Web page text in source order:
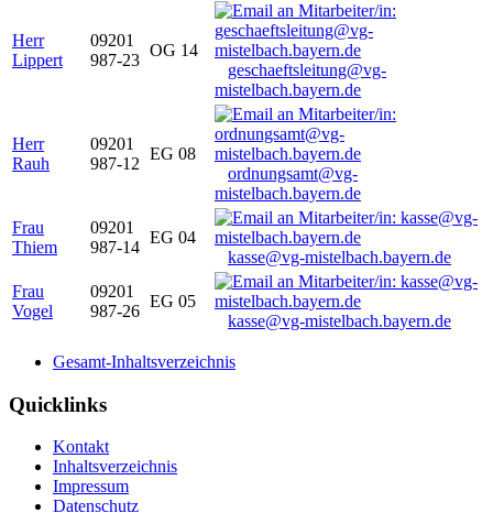
Herr
Lippert
09201
987-23
OG 14
geschaeftsleitung@vg-
mistelbach.bayern.de
Herr
Rauh
09201
987-12
EG 08
ordnungsamt@vg-
mistelbach.bayern.de
Frau
Thiem
09201
987-14
EG 04
kasse@vg-mistelbach.bayern.de
Frau
Vogel
09201
987-26
EG 05
kasse@vg-mistelbach.bayern.de
Gesamt-Inhaltsverzeichnis
Quicklinks
Kontakt
Inhaltsverzeichnis
Impressum
Datenschutz